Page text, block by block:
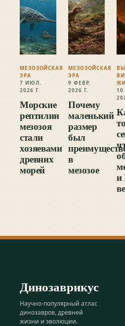
МЕЗОЗОЙСКАЯ
ЭРА
7 ИЮЛ.
2026 Г.
Морские
рептилии
мезозоя
стали
хозяевами
древних
морей
МЕЗОЗОЙСКАЯ
ЭРА
9 ФЕВР.
2026 Г.
Почему
маленький
размер
был
в
мезозое
и
Динозаврикус
Научно-популярный атлас
динозавров, древней
жизни и эволюции.